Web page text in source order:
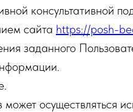
консультативной
сайта https://posh-
заданного
осуществляться